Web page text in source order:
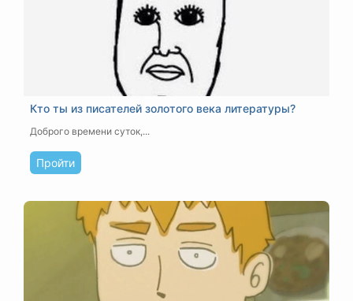
Кто ты из писателей золотого века литературы?
Доброго времени суток,...
Пройти